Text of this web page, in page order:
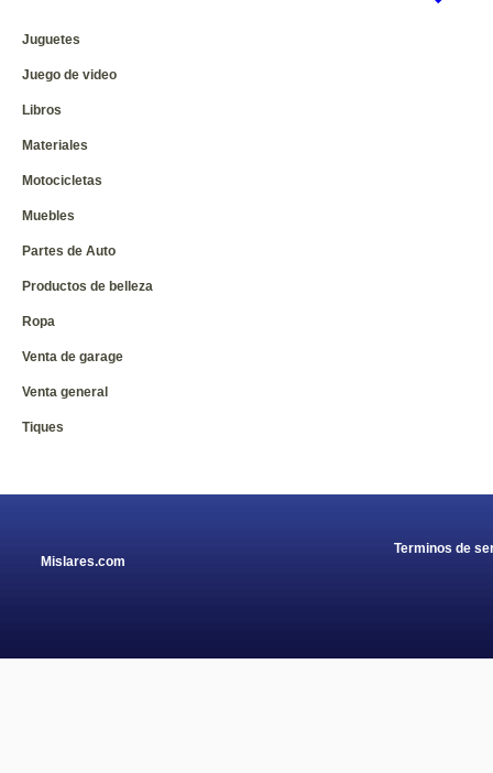
Juguetes
Juego de video
Libros
Materiales
Motocicletas
Muebles
Partes de Auto
Productos de belleza
Ropa
Venta de garage
Venta general
Tiques
Mislares.com
Terminos de